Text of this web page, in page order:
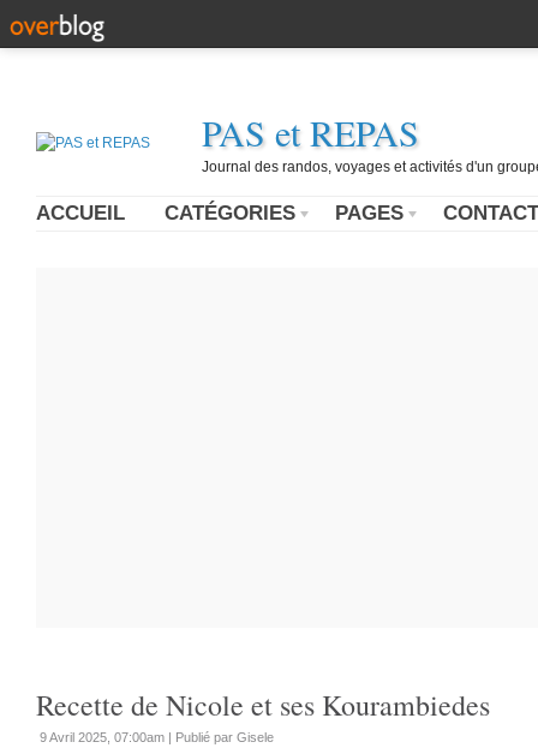
PAS et REPAS
Journal des randos, voyages et activités d'un
ACCUEIL CATÉGORIES PAGES CONTACT
Recette de Nicole et ses Kourambiedes
9 Avril 2025, 07:00am | Publié par Gisele